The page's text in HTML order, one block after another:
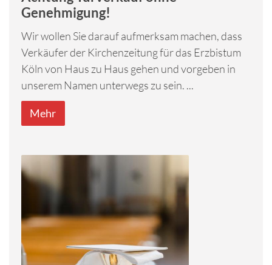
Genehmigung!
Wir wollen Sie darauf aufmerksam machen, dass
Verkäufer der Kirchenzeitung für das Erzbistum
Köln von Haus zu Haus gehen und vorgeben in
unserem Namen unterwegs zu sein. ...
Mehr